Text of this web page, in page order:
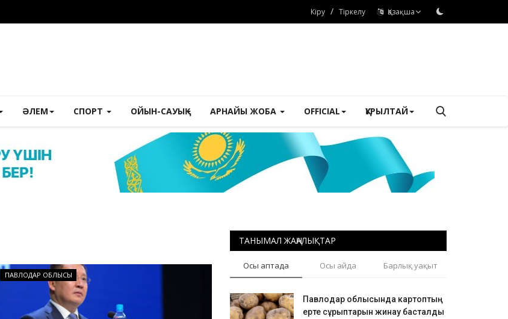
Кіру / Тіркелу Қазақша
ӘЛЕМ СПОРТ ОЙЫН-САУЫҚ АРНАЙЫ ЖОБА OFFICIAL ҚҰРЫЛТАЙ
ПАВЛОДАР ОБЛЫСЫ
ТАНЫМАЛ ЖАҢАЛЫҚТАР
Осы аптада Осы айда Барлық уақыт
Павлодар облысында картоптың
ерте сұрыптарын жинау басталды